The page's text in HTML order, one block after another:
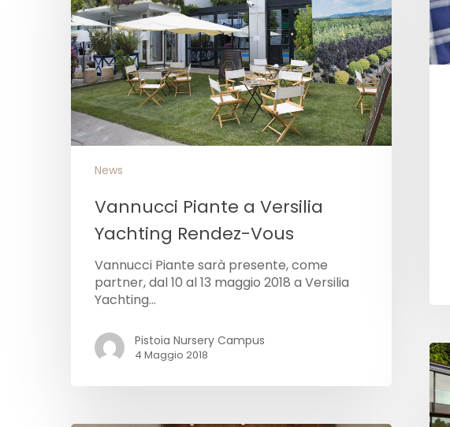
News
Vannucci Piante a Versilia
Yachting Rendez-Vous
Vannucci Piante sarà presente, come
partner, dal 10 al 13 maggio 2018 a Versilia
Yachting…
Pistoia Nursery Campus
4 Maggio 2018